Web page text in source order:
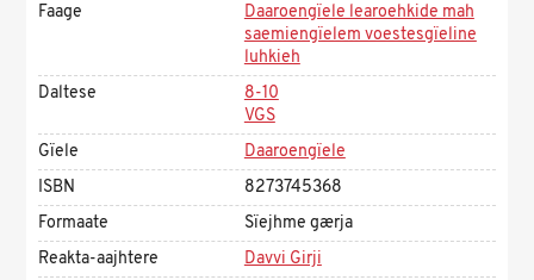
Faage
Daaroengïele learoehkide mah
saemiengïelem voestesgïeline
luhkieh
Daltese
8-10
VGS
Gïele
Daaroengïele
ISBN
8273745368
Formaate
Sïejhme gærja
Reakta-aajhtere
Davvi Girji